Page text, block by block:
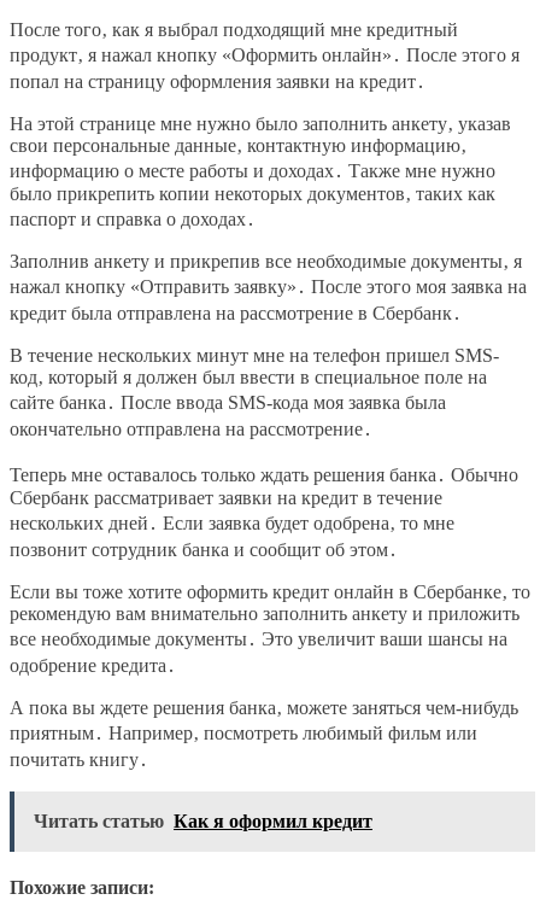
После того‚ как я выбрал подходящий мне кредитный
продукт‚ я нажал кнопку «Оформить онлайн»․ После этого я
попал на страницу оформления заявки на кредит․
На этой странице мне нужно было заполнить анкету‚ указав
свои персональные данные‚ контактную информацию‚
информацию о месте работы и доходах․ Также мне нужно
было прикрепить копии некоторых документов‚ таких как
паспорт и справка о доходах․
Заполнив анкету и прикрепив все необходимые документы‚ я
нажал кнопку «Отправить заявку»․ После этого моя заявка на
кредит была отправлена на рассмотрение в Сбербанк․
В течение нескольких минут мне на телефон пришел SMS-
код‚ который я должен был ввести в специальное поле на
сайте банка․ После ввода SMS-кода моя заявка была
окончательно отправлена на рассмотрение․
Теперь мне оставалось только ждать решения банка․ Обычно
Сбербанк рассматривает заявки на кредит в течение
нескольких дней․ Если заявка будет одобрена‚ то мне
позвонит сотрудник банка и сообщит об этом․
Если вы тоже хотите оформить кредит онлайн в Сбербанке‚ то
рекомендую вам внимательно заполнить анкету и приложить
все необходимые документы․ Это увеличит ваши шансы на
одобрение кредита․
А пока вы ждете решения банка‚ можете заняться чем-нибудь
приятным․ Например‚ посмотреть любимый фильм или
почитать книгу․
Читать статью Как я оформил кредит
Похожие записи: